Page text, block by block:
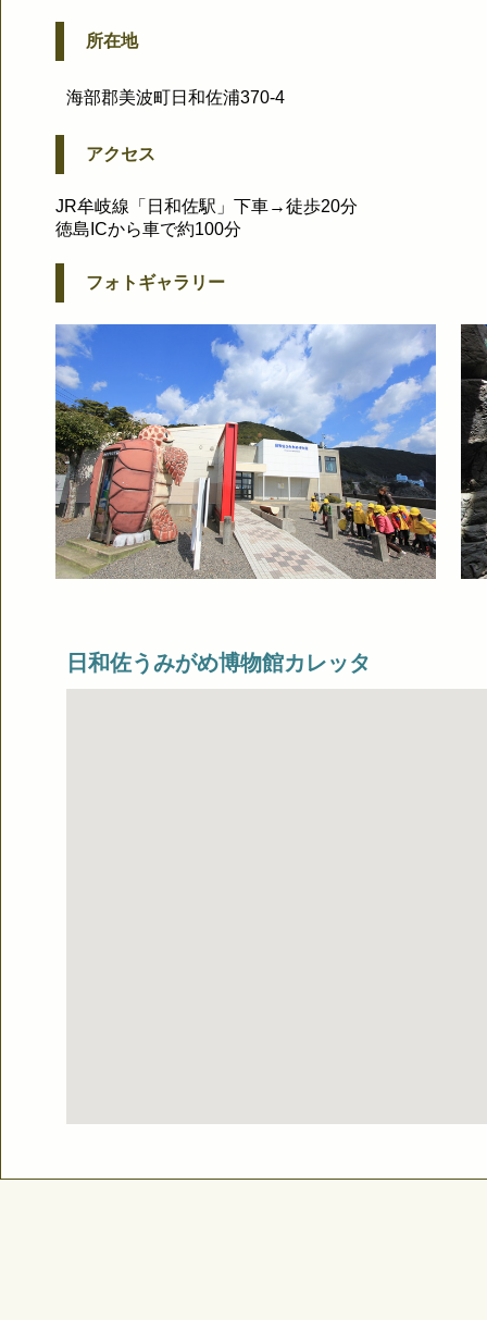
所在地
海部郡美波町日和佐浦370-4
アクセス
JR牟岐線「日和佐駅」下車→徒歩20分
徳島ICから車で約100分
フォトギャラリー
日和佐うみがめ博物館カレッタ